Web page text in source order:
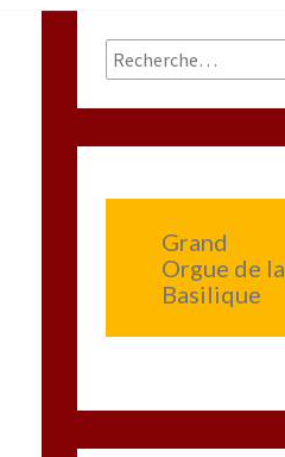
Rechercher :
Grand
Orgue de la
Basilique